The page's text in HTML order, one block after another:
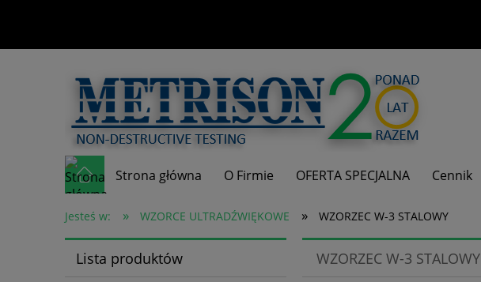
Strona główna O Firmie OFERTA SPECJALNA Cennik
Jesteś w: » WZORCE ULTRADŹWIĘKOWE » WZORZEC W-3 STALOWY
Lista produktów WZORZEC W-3 STALOWY